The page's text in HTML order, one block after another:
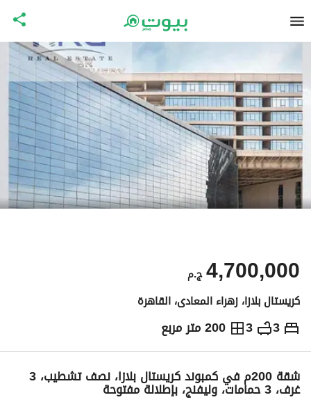
ج.م4,700,000
كريستال بلازا، زهراء المعادى، القاهرة
3
3 200 متر مربع ج.م4,700,000
التفاصيل الاتجاهات والمؤشرات رهن عقاري شقة 200م في كمبوند كريستال بلازا، نصف تشطيب، 3
غرف، 3 حمامات، وليفنج، بإطلالة مفتوحة